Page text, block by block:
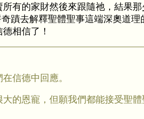
有的家財然後來跟隨祂，結果
蹟去解釋聖體聖事這端深奧道
相信了！
信德中回應。
的恩寵，但願我們都能接受聖